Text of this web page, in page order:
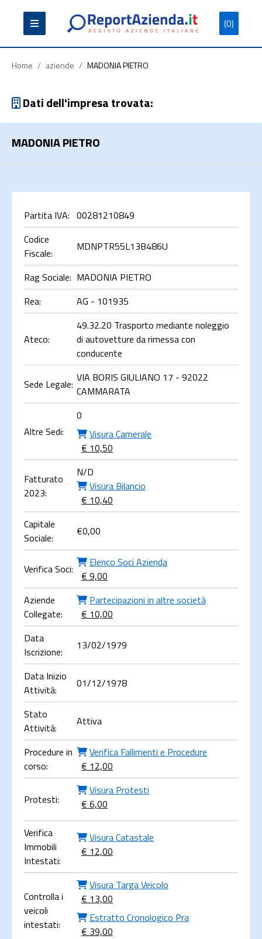
(0)
Partita
Iva
Codice
Fiscale
Ragione
Sociale
Cerca
Home / aziende / MADONIA PIETRO
Dati dell'impresa trovata:
MADONIA PIETRO
Partita IVA: 00281210849
Codice
Fiscale:
MDNPTR55L13B486U
Rag Sociale: MADONIA PIETRO
Rea:
AG - 101935
Ateco:
49.32.20 Trasporto mediante noleggio
di autovetture da rimessa con
conducente
Sede Legale: VIA BORIS GIULIANO 17 - 92022
CAMMARATA
Altre Sedi:
0
Visura Camerale
€ 10,50
Fatturato
2023:
N/D
Visura Bilancio
€ 10,40
Capitale
Sociale:
€0,00
Verifica Soci:
Elenco Soci Azienda
€ 9,00
Aziende
Collegate:
Partecipazioni in altre società
€ 10,00
Data
Iscrizione:
13/02/1979
Data Inizio
Attività:
01/12/1978
Stato
Attività:
Attiva
Procedure in
corso:
Verifica Fallimenti e Procedure
€ 12,00
Protesti:
Visura Protesti
€ 6,00
Verifica
Immobili
Intestati:
Visura Catastale
€ 12,00
Controlla i
veicoli
intestati:
Visura Targa Veicolo
€ 13,00
Estratto Cronologico Pra
€ 39,00